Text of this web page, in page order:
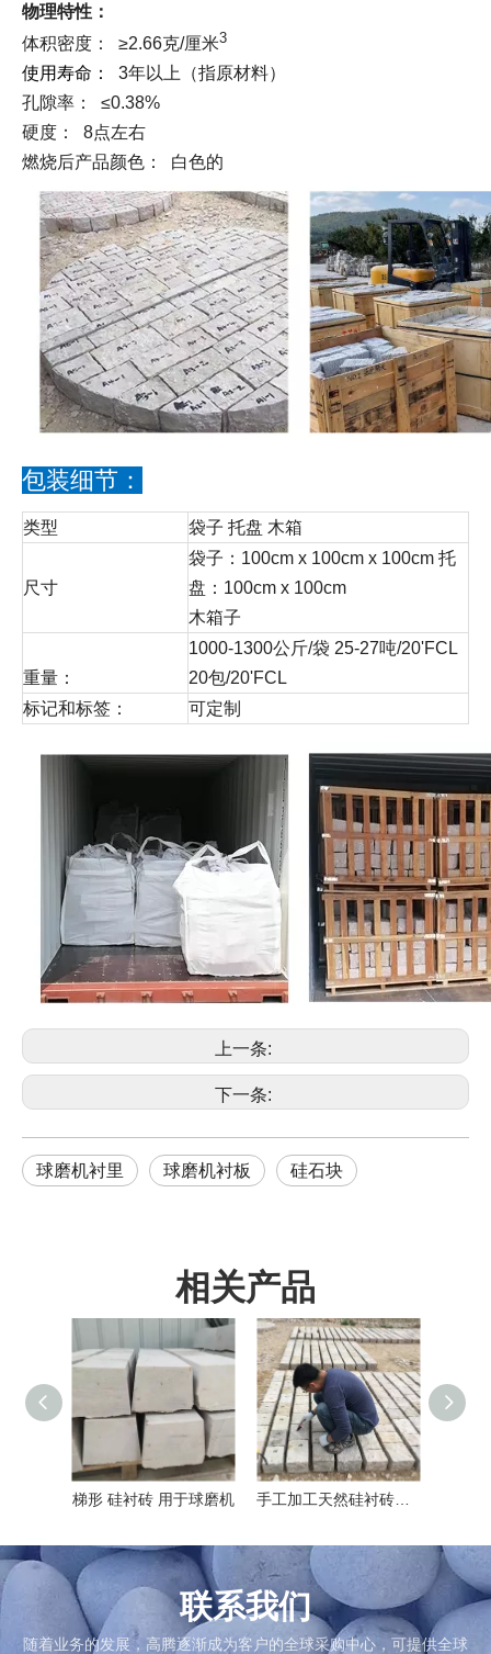
物理特性：
体积密度： ≥2.66克/厘米3
使用寿命： 3年以上（指原材料）
孔隙率： ≤0.38%
硬度： 8点左右
燃烧后产品颜色： 白色的
包装细节：
类型 袋子 托盘 木箱
尺寸
袋子：100cm x 100cm x 100cm 托
盘：100cm x 100cm
木箱子
重量：
1000-1300公斤/袋 25-27吨/20'FCL
20包/20'FCL
标记和标签：
可定制
上一条:
下一条:
球磨机衬里 球磨机衬板 硅石块
相关产品
梯形 硅衬砖 用于球磨机
联系我们
随着业务的发展，高腾逐渐成为客户的全球采购中心，可提供全球